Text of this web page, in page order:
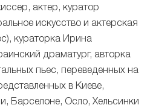
актер, куратор
искусство и актерская
кураторка Ирина
драматург, авторка
пьес, переведенных на
в Киеве,
Барселоне, Осло, Хельсинки